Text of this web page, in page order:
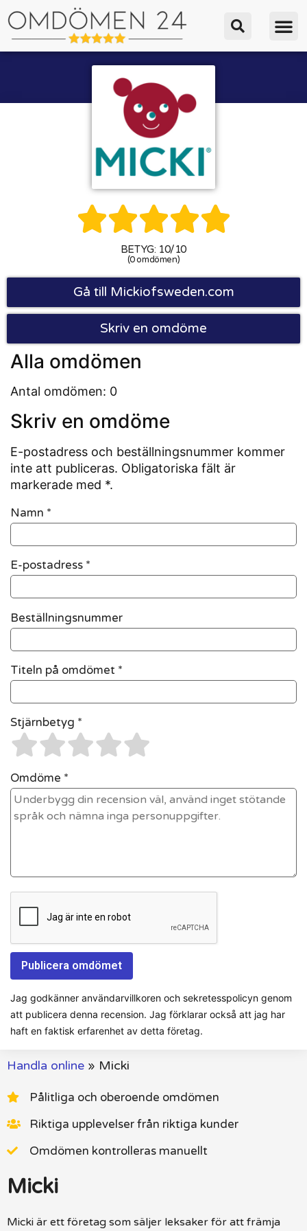

BETYG: 10/10
(0 omdömen)
Gå till Mickiofsweden.com
Skriv en omdöme
Alla omdömen
Antal omdömen: 0
Skriv en omdöme
E-postadress och beställningsnummer kommer
inte att publiceras. Obligatoriska fält är
markerade med *.
Namn *
E-postadress *
Beställningsnummer
Titeln på omdömet *
Stjärnbetyg *
Omdöme *
Jag godkänner användarvillkoren och sekretesspolicyn genom
att publicera denna recension. Jag förklarar också att jag har
haft en faktisk erfarenhet av detta företag.
Handla online » Micki
Pålitliga och oberoende omdömen
Riktiga upplevelser från riktiga kunder
Omdömen kontrolleras manuellt
Micki
Micki är ett företag som säljer leksaker för att främja